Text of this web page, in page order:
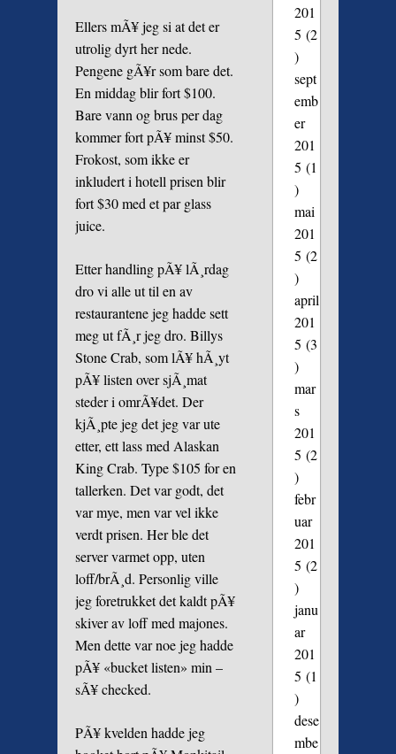
Ellers mÃ¥ jeg si at det er
utrolig dyrt her nede.
Pengene gÃ¥r som bare det.
En middag blir fort $100.
Bare vann og brus per dag
kommer fort pÃ¥ minst $50.
Frokost, som ikke er
inkludert i hotell prisen blir
fort $30 med et par glass
juice.
Etter handling pÃ¥ lÃ¸rdag
dro vi alle ut til en av
restaurantene jeg hadde sett
meg ut fÃ¸r jeg dro. Billys
Stone Crab, som lÃ¥ hÃ¸yt
pÃ¥ listen over sjÃ¸mat
steder i omrÃ¥det. Der
kjÃ¸pte jeg det jeg var ute
etter, ett lass med Alaskan
King Crab. Type $105 for en
tallerken. Det var godt, det
var mye, men var vel ikke
verdt prisen. Her ble det
server varmet opp, uten
loff/brÃ¸d. Personlig ville
jeg foretrukket det kaldt pÃ¥
skiver av loff med majones.
Men dette var noe jeg hadde
pÃ¥ «bucket listen» min –
sÃ¥ checked.
PÃ¥ kvelden hadde jeg
201
5 (2
)
sept
emb
er
201
5 (1
)
mai
201
5 (2
)
april
201
5 (3
)
mar
s
201
5 (2
)
febr
uar
201
5 (2
)
janu
ar
201
5 (1
)
dese
mbe